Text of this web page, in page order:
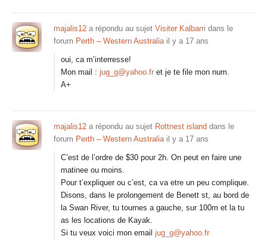
majalis12 a répondu au sujet Visiter Kalbarri dans le
forum Perth – Western Australia il y a 17 ans
oui, ca m’interresse!
Mon mail : jug_g@yahoo.fr et je te file mon num.
A+
majalis12 a répondu au sujet Rottnest island dans le
forum Perth – Western Australia il y a 17 ans
C’est de l’ordre de $30 pour 2h. On peut en faire une
matinee ou moins.
Pour t’expliquer ou c’est, ca va etre un peu complique.
Disons, dans le prolongement de Benett st, au bord de
la Swan River, tu tournes a gauche, sur 100m et la tu
as les locations de Kayak.
Si tu veux voici mon email jug_g@yahoo.fr